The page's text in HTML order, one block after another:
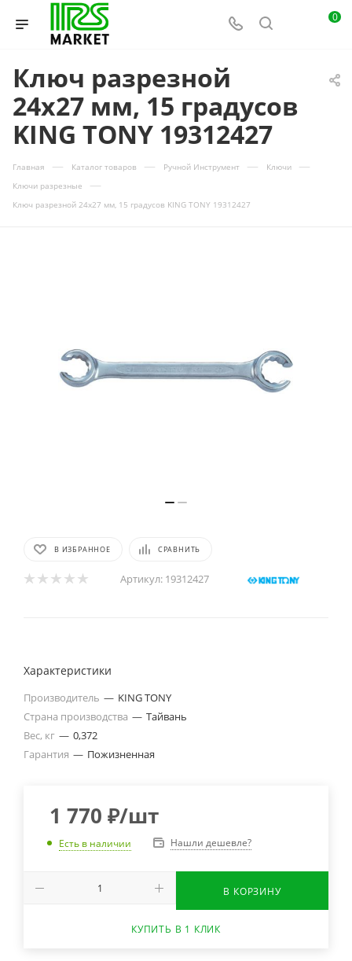
0
Ключ разрезной
24x27 мм, 15 градусов
KING TONY 19312427
Главная — Каталог товаров — Ручной Инструмент — Ключи —
Ключи разрезные —
Ключ разрезной 24x27 мм, 15 градусов KING TONY 19312427
В ИЗБРАННОЕ СРАВНИТЬ
Артикул: 19312427
Характеристики
Производитель — KING TONY
Страна производства — Тайвань
Вес, кг — 0,372
Гарантия — Пожизненная
1 770 ₽/шт
Есть в наличии Нашли дешевле?
В КОРЗИНУ
КУПИТЬ В 1 КЛИК